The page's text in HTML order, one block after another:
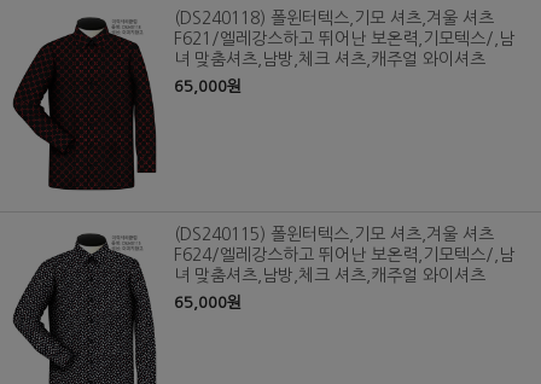
(DS240118) 폴윈터텍스,기모 셔츠,겨울 셔츠
F621/엘레강스하고 뛰어난 보온력,기모텍스/,남
녀 맞춤셔츠,남방,체크 셔츠,캐주얼 와이셔츠
65,000원
(DS240115) 폴윈터텍스,기모 셔츠,겨울 셔츠
F624/엘레강스하고 뛰어난 보온력,기모텍스/,남
녀 맞춤셔츠,남방,체크 셔츠,캐주얼 와이셔츠
65,000원